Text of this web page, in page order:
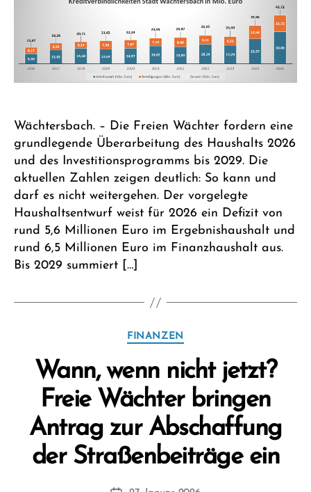
Wächtersbach. – Die Freien Wächter fordern eine
grundlegende Überarbeitung des Haushalts 2026
und des Investitionsprogramms bis 2029. Die
aktuellen Zahlen zeigen deutlich: So kann und
darf es nicht weitergehen. Der vorgelegte
Haushaltsentwurf weist für 2026 ein Defizit von
rund 5,6 Millionen Euro im Ergebnishaushalt und
rund 6,5 Millionen Euro im Finanzhaushalt aus.
Bis 2029 summiert […]
Kategorien
FINANZEN
Wann, wenn nicht jetzt?
Freie Wächter bringen
Antrag zur Abschaffung
der Straßenbeiträge ein
Beitragsautor
V
o